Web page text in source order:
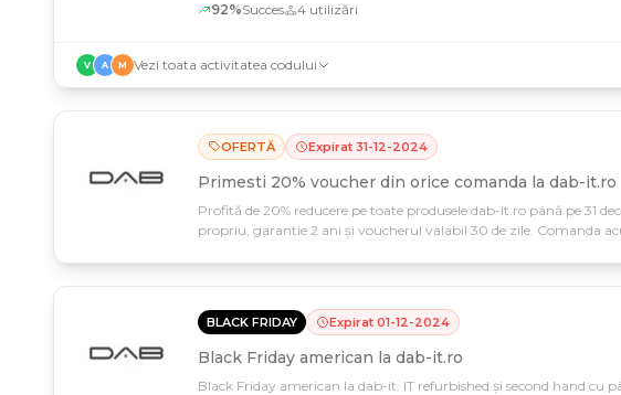
92%Succes 4 utilizări
V A M Vezi toata activitatea codului
OFERTĂ Expirat 31-12-2024
Primesti 20% voucher din orice comanda la dab-it.ro
Profită de 20% reducere pe toate produsele dab-it.ro până pe 31
propriu, garantie 2 ani și voucherul valabil 30 de zile. Comanda
BLACK FRIDAY Expirat 01-12-2024
Black Friday american la dab-it.ro
Black Friday american la dab-it: IT refurbished și second hand cu